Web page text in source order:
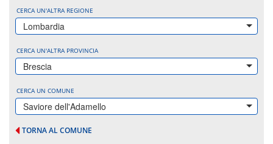
CERCA UN'ALTRA REGIONE
Lombardia
CERCA UN'ALTRA PROVINCIA
Brescia
CERCA UN COMUNE
Saviore dell'Adamello
TORNA AL COMUNE